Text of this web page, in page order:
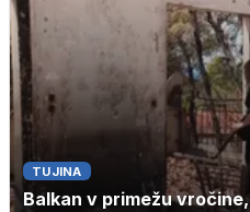
TUJINA
Balkan v primežu